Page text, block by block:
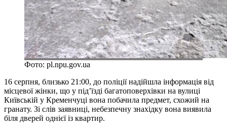
Фото: pl.npu.gov.ua
16 серпня, близько 21:00, до поліції надійшла інформація від
місцевої жінки, що у під’їзді багатоповерхівки на вулиці
Київській у Кременчуці вона побачила предмет, схожий на
гранату. Зі слів заявниці, небезпечну знахідку вона виявила
біля дверей однієї із квартир.